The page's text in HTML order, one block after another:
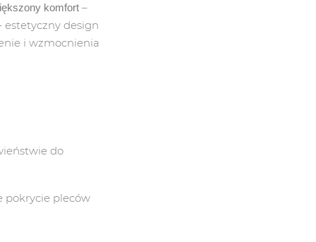
komfort –
estetyczny design
i wzmocnienia
do
pokrycie pleców